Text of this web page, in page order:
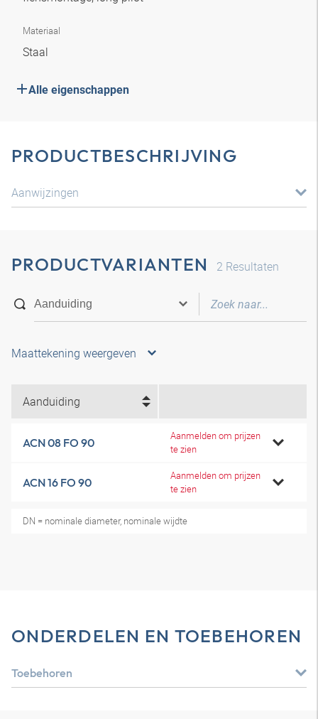
Materiaal
Staal
Alle eigenschappen
PRODUCTBESCHRIJVING
Aanwijzingen
PRODUCTVARIANTEN 2 Resultaten
Maattekening weergeven
Aanduiding
ACN 08 FO 90
Aanmelden om prijzen
te zien
ACN 16 FO 90
Aanmelden om prijzen
te zien
DN = nominale diameter, nominale wijdte
ONDERDELEN EN TOEBEHOREN
Toebehoren